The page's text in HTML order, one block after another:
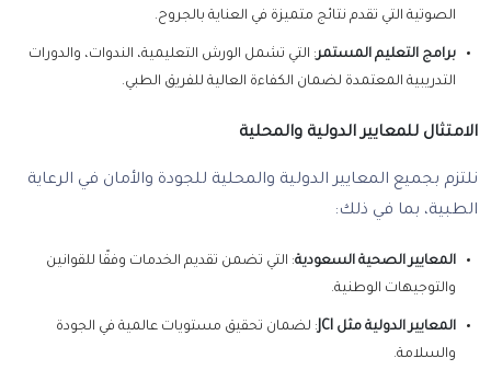
الصوتية التي تقدم نتائج متميزة في العناية بالجروح.
برامج التعليم المستمر: التي تشمل الورش التعليمية، الندوات، والدورات
التدريبية المعتمدة لضمان الكفاءة العالية للفريق الطبي.
الامتثال للمعايير الدولية والمحلية
نلتزم بجميع المعايير الدولية والمحلية للجودة والأمان في الرعاية
الطبية، بما في ذلك:
المعايير الصحية السعودية: التي تضمن تقديم الخدمات وفقًا للقوانين
والتوجيهات الوطنية.
المعايير الدولية مثل JCI
: لضمان تحقيق مستويات عالمية في الجودة
والسلامة.